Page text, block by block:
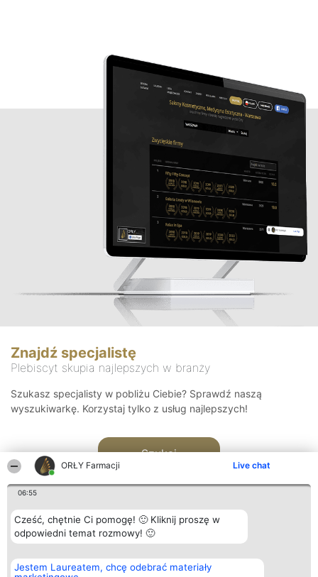
ORŁY Farmacji Live chat
06:55
Cześć, chętnie Ci pomogę! 🙂 Kliknij proszę w
odpowiedni temat rozmowy! 🙂
Jestem Laureatem, chcę odebrać materiały
Znajdź specjalistę
Plebiscyt skupia najlepszych w branży
Szukasz specjalisty w pobliżu Ciebie? Sprawdź naszą
wyszukiwarkę. Korzystaj tylko z usług najlepszych!
Szukaj
Organizator plebiscytu
Bright Side Solutions sp. z o.
Plebiscyt
Laureaci
Kontakt
Kontakt